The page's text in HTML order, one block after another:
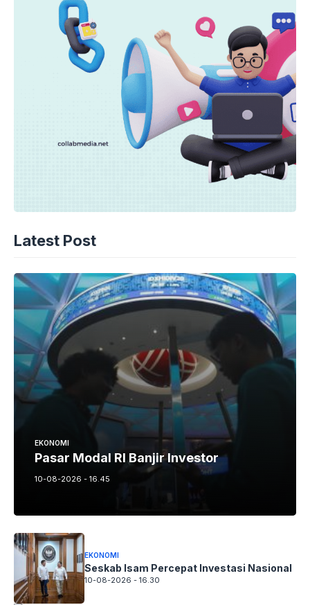
Latest Post
EKONOMI
Pasar Modal RI Banjir Investor
10-08-2026 - 16.45
EKONOMI
Seskab Isam Percepat Investasi Nasional
10-08-2026 - 16.30